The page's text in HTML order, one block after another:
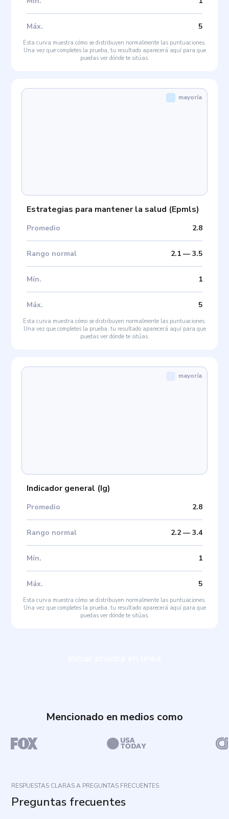
Máx. 5
Esta curva muestra cómo se distribuyen normalmente las puntuaciones.
Una vez que completes la prueba, tu resultado aparecerá aquí para que
puedas ver dónde te sitúas.
Estrategias para mantener la salud (Epmls)
Promedio 2.8
Rango normal 2.1— 3.5
Mín. 1
Máx. 5
mayoría
Esta curva muestra cómo se distribuyen normalmente las puntuaciones.
Una vez que completes la prueba, tu resultado aparecerá aquí para que
puedas ver dónde te sitúas.
Indicador general (Ig)
Promedio 2.8
Rango normal 2.2— 3.4
Mín. 1
Máx. 5
mayoría
Esta curva muestra cómo se distribuyen normalmente las puntuaciones.
Una vez que completes la prueba, tu resultado aparecerá aquí para que
puedas ver dónde te sitúas.
Mencionado en medios como
RESPUESTAS CLARAS A PREGUNTAS FRECUENTES
Preguntas frecuentes